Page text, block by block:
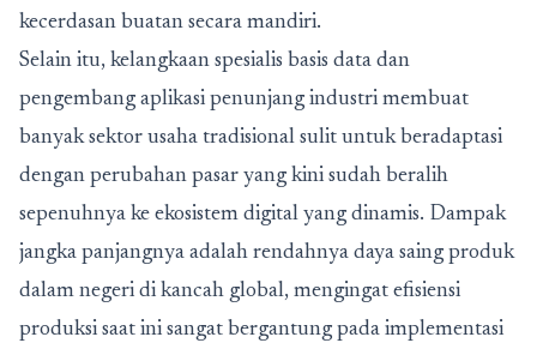
kecerdasan buatan secara mandiri.
Selain itu, kelangkaan spesialis basis data dan
pengembang aplikasi penunjang industri membuat
banyak sektor usaha tradisional sulit untuk beradaptasi
dengan perubahan pasar yang kini sudah beralih
sepenuhnya ke ekosistem digital yang dinamis. Dampak
jangka panjangnya adalah rendahnya daya saing produk
dalam negeri di kancah global, mengingat efisiensi
produksi saat ini sangat bergantung pada implementasi